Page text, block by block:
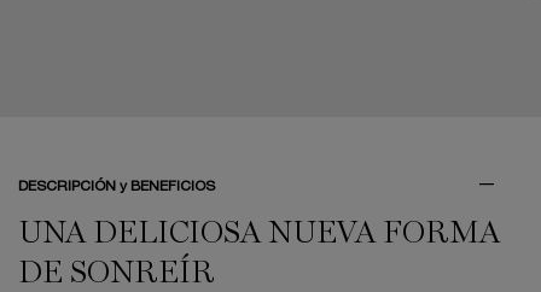
DESCRIPCIÓN y BENEFICIOS
UNA DELICIOSA NUEVA FORMA
DE SONREÍR